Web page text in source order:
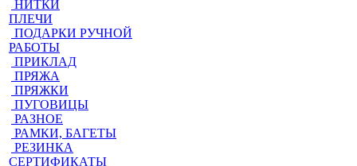
НИТКИ
ПЛЕЧИ
ПОДАРКИ РУЧНОЙ
РАБОТЫ
ПРИКЛАД
ПРЯЖА
ПРЯЖКИ
ПУГОВИЦЫ
РАЗНОЕ
РАМКИ, БАГЕТЫ
РЕЗИНКА
СЕРТИФИКАТЫ